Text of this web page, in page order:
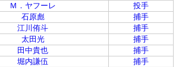
Ｍ．ヤフーレ
投手
石原彪
捕手
江川侑斗
捕手
太田光
捕手
田中貴也
捕手
堀内謙伍
捕手